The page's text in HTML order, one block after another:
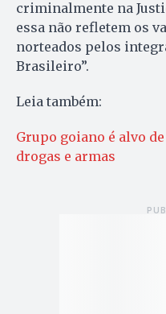
criminalmente na
essa não refletem os
norteados pelos
Brasileiro”.
Leia também:
Grupo goiano é alvo
drogas e armas